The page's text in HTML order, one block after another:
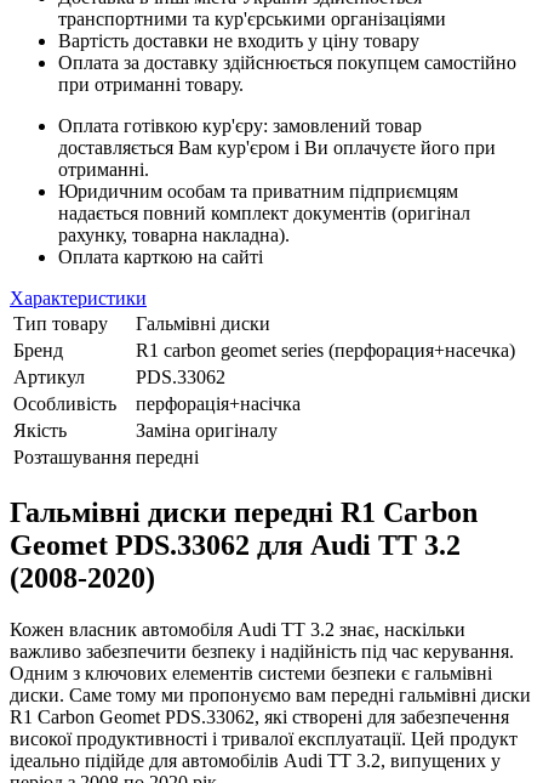
транспортними та кур'єрськими організаціями
Вартість доставки не входить у ціну товару
Оплата за доставку здійснюється покупцем самостійно
при отриманні товару.
Оплата готівкою кур'єру: замовлений товар
доставляється Вам кур'єром і Ви оплачуєте його при
отриманні.
Юридичним особам та приватним підприємцям
надається повний комплект документів (оригінал
рахунку, товарна накладна).
Оплата карткою на сайті
Характеристики
Тип товару
Гальмівні диски
Бренд
R1 carbon geomet series (перфорация+насечка)
Артикул
PDS.33062
Особливість
перфорація+насічка
Якість
Заміна оригіналу
Розташування передні
Гальмівні диски передні R1 Carbon
Geomet PDS.33062 для Audi TT 3.2
(2008-2020)
Кожен власник автомобіля Audi TT 3.2 знає, наскільки
важливо забезпечити безпеку і надійність під час керування.
Одним з ключових елементів системи безпеки є гальмівні
диски. Саме тому ми пропонуємо вам передні гальмівні диски
R1 Carbon Geomet PDS.33062, які створені для забезпечення
високої продуктивності і тривалої експлуатації. Цей продукт
ідеально підійде для автомобілів Audi TT 3.2, випущених у